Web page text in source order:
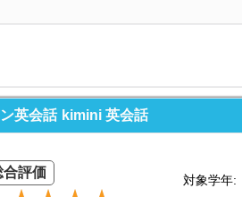
英会話 kimini 英会話
合評価 対象学年: